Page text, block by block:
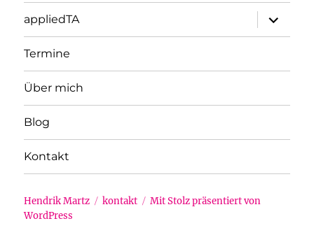
appliedTA
öffnen
Termine
Über mich
Blog
Kontakt
Hendrik Martz kontakt
Mit Stolz präsentiert von
WordPress